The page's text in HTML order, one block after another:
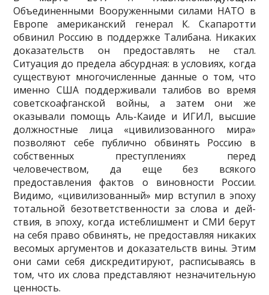
Объединенными Вооруженными силами НАТО в
Ев­ропе американский генерал К. Скапаротти
обвинил Россию в поддержке Талибана. Никаких
дока­зательств он предоставлять не стал.
Ситуация до предела абсурдная: в условиях, когда
существу­ют многочисленные данные о том, что
именно США поддерживали талибов во время
советско­афганской войны, а затем они же
оказывали помощь Аль-Каиде и ИГИЛ, высшие
должностные лица «цивилизованного мира»
позволяют себе публично обвинять Россию в
собственных пре­ступлениях перед
человечеством, да еще без всякого
предоставления фактов о виновности России.
Видимо, «цивилизованный» мир вступил в эпоху
тотальной безответственности за слова и дей­
ствия, в эпоху, когда истеблишмент и СМИ берут
на себя право обвинять, не предоставляя ни­каких
весомых аргументов и доказательств вины. Этим
они сами себя дискредитируют, распи­сываясь в
том, что их слова представляют незначительную
ценность.